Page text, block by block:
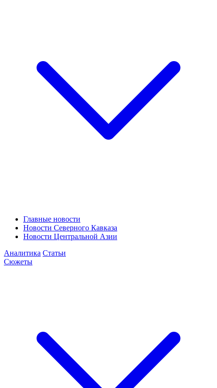
Главные новости
Новости Северного Кавказа
Новости Центральной Азии
Аналитика Статьи
Сюжеты